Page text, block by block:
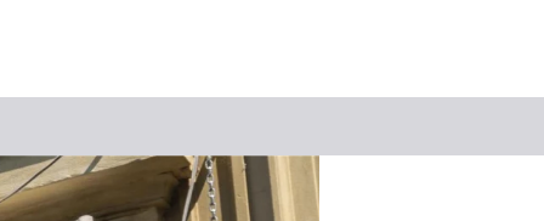
Suchbegriff